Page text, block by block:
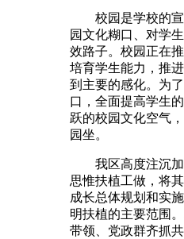
校园是学校的宣
园文化糊口、对学
效路子。校园正在
培育学生能力，推
到主要的感化。为
口，全面提高学生
跃的校园文化空气
园坐。
我区高度注沉加
思惟扶植工做，将
成长总体规划和实
明扶植的主要范围
带领、党政群齐抓